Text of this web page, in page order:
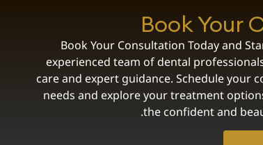
Book Your
Book Your Consultation Today and
experienced team of dental
care and expert guidance. Schedule
needs and explore your treatment
the confident and